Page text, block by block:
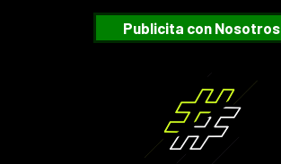
Publicita con Nosotros